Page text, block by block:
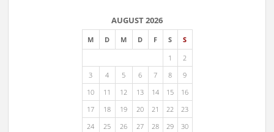
AUGUST 2026
M D M D F S
S
1
2
3
4 5 6 7 8
9
10
11 12 13 14 15
16
17
18 19 20 21 22
23
24
25 26 27 28 29
30